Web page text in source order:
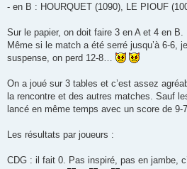
- en B : HOURQUET (1090), LE PIOUF
Sur le papier, on doit faire 3 en A et 4 en B.
Même si le match a été serré jusqu’à 6-6,
suspense, on perd 12-8…
On a joué sur 3 tables et c’est assez
la rencontre et des autres matches. Sauf
lancé en même temps avec un score de 9-
Les résultats par joueurs :
CDG : il fait 0. Pas inspiré, pas en jambe,